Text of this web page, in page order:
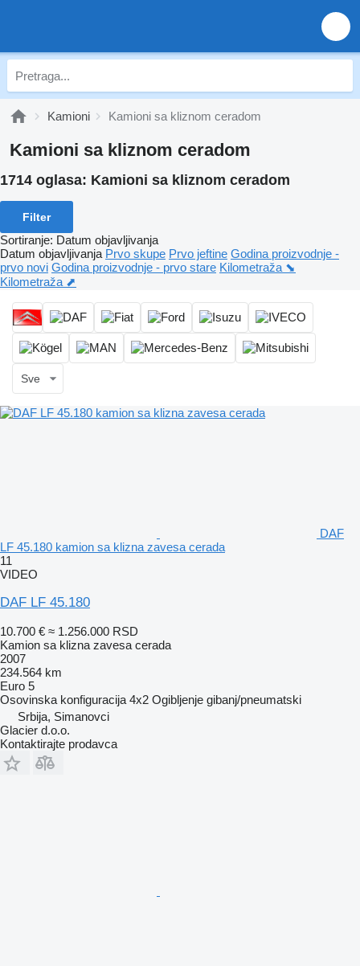
Kamioni Kamioni sa kliznom ceradom
Kamioni sa kliznom ceradom
1714 oglasa: Kamioni sa kliznom ceradom
Filter
Sortiranje: Datum objavljivanja
Datum objavljivanja Prvo skupe Prvo jeftine Godina proizvodnje -
prvo novi Godina proizvodnje - prvo stare Kilometraža ⬊
Kilometraža ⬈
Sve
DAF
LF 45.180 kamion sa klizna zavesa cerada
11
VIDEO
DAF LF 45.180
10.700 € ≈ 1.256.000 RSD
Kamion sa klizna zavesa cerada
2007
234.564 km
Euro 5
Osovinska konfiguracija 4x2 Ogibljenje gibanj/pneumatski
Srbija, Simanovci
Glacier d.o.o.
Kontaktirajte prodavca